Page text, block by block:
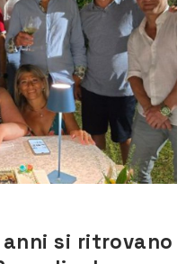
si ritrovano